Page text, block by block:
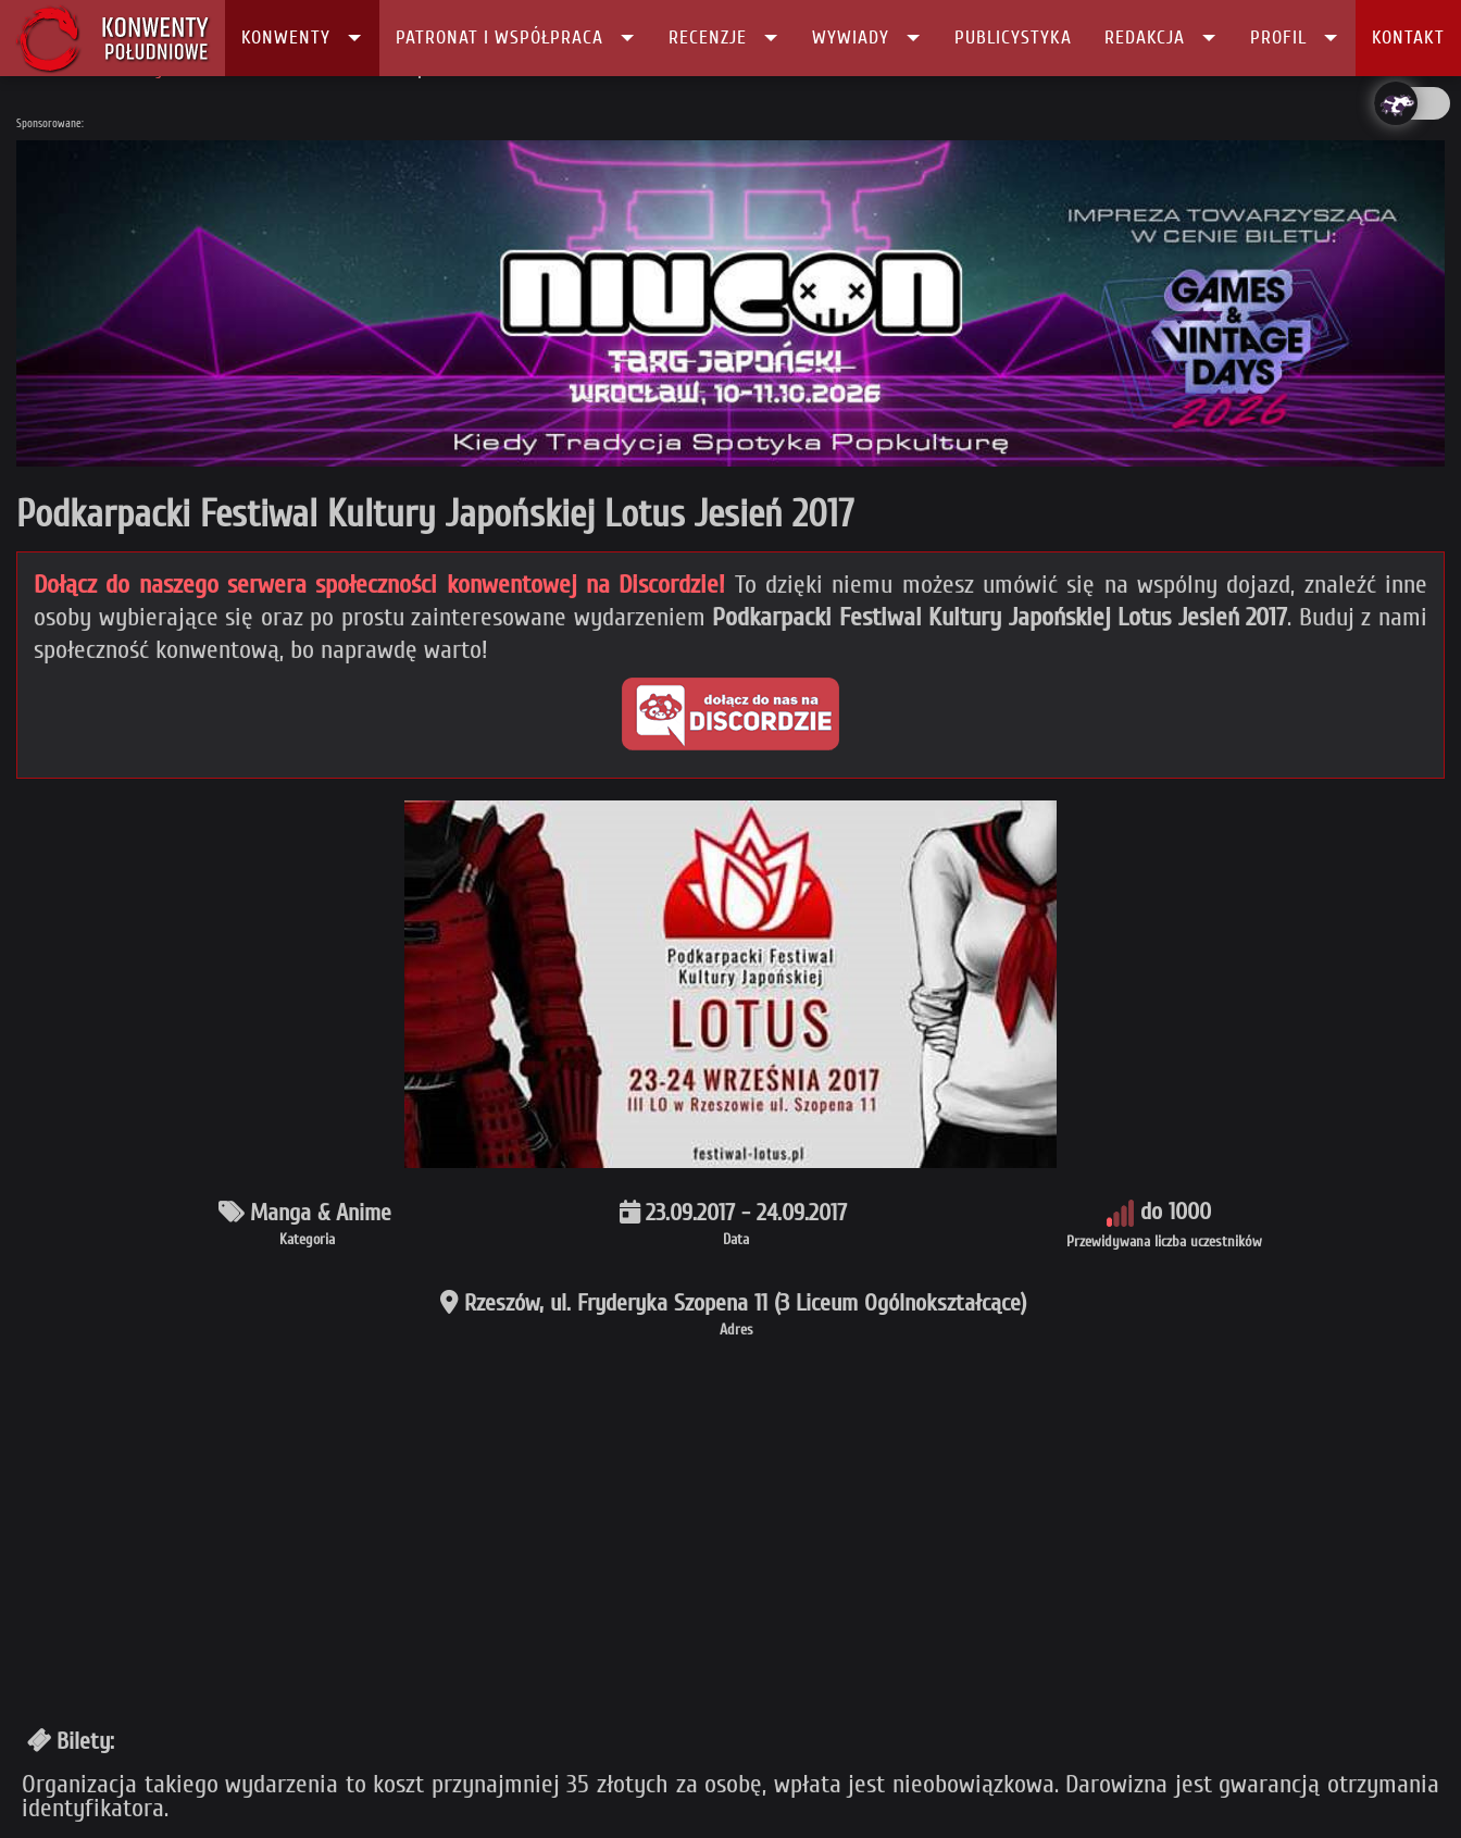
KONWENTY PATRONAT I WSPÓŁPRACA RECENZJE WYWIADY PUBLICYSTYKA REDAKCJA PROFIL KONTAKT
Główna
Sponsorowane:
Podkarpacki Festiwal Kultury Japońskiej Lotus Jesień 2017
Dołącz do naszego serwera społeczności konwentowej na Discordzie! To dzięki niemu możesz umówić się na wspólny dojazd, znaleźć inne
osoby wybierające się oraz po prostu zainteresowane wydarzeniem Podkarpacki Festiwal Kultury Japońskiej Lotus Jesień 2017. Buduj z nami
społeczność konwentową, bo naprawdę warto!
Kategoria
Manga & Anime
Data
23.09.2017 - 24.09.2017
Przewidywana liczba uczestników
do 1000
Adres
Rzeszów, ul. Fryderyka Szopena 11 (3 Liceum Ogólnokształcące)
Bilety:
Organizacja takiego wydarzenia to koszt przynajmniej 35 złotych za osobę, wpłata jest nieobowiązkowa. Darowizna jest gwarancją otrzymania
identyfikatora.